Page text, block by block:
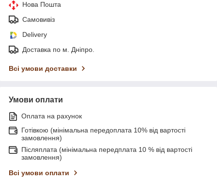
Нова Пошта
Самовивіз
Delivery
Доставка по м. Дніпро.
Всі умови доставки
Умови оплати
Оплата на рахунок
Готівкою (мінімальна передоплата 10% від вартості
замовлення)
Післяплата (мінімальна передплата 10 % від вартості
замовлення)
Всі умови оплати